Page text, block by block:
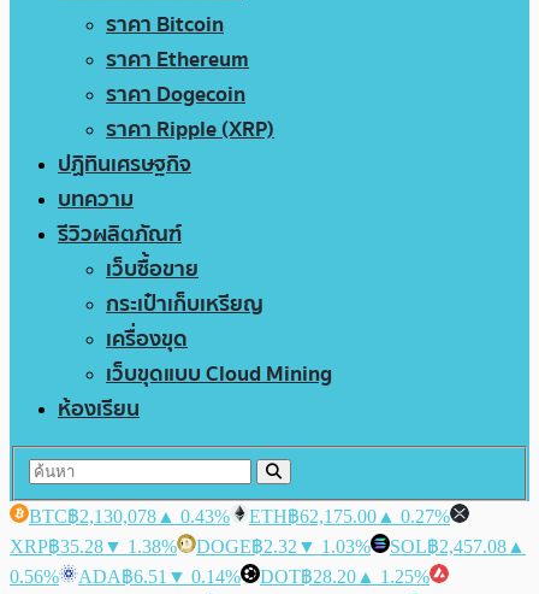
ราคา Bitcoin
ราคา Ethereum
ราคา Dogecoin
ราคา Ripple (XRP)
ปฏิทินเศรษฐกิจ
บทความ
รีวิวผลิตภัณฑ์
เว็บซื้อขาย
กระเป๋าเก็บเหรียญ
เครื่องขุด
เว็บขุดแบบ Cloud Mining
ห้องเรียน
BTC฿2,130,078 ▲ 0.43% ETH฿62,175.00 ▲ 0.27%
XRP฿35.28▼ 1.38% DOGE฿2.32 ▼ 1.03% SOL฿2,457.08 ▲
0.56%
ADA฿6.51 ▼ 0.14% DOT฿28.20 ▲ 1.25%